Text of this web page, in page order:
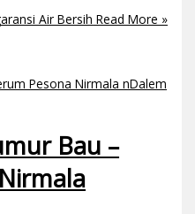
Air Bersih Read More »
Bau –